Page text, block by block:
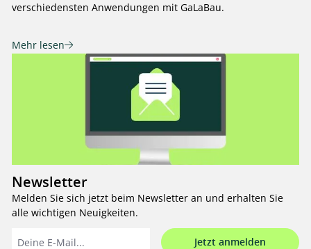
verschiedensten Anwendungen mit GaLaBau.
Mehr lesen
Newsletter
Melden Sie sich jetzt beim Newsletter an und erhalten Sie
alle wichtigen Neuigkeiten.
Jetzt anmelden